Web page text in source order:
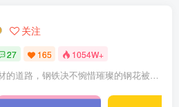
关注
27 165 1054W+
为了走上成材的道路，钢铁决不惋惜璀璨的钢花被遗弃